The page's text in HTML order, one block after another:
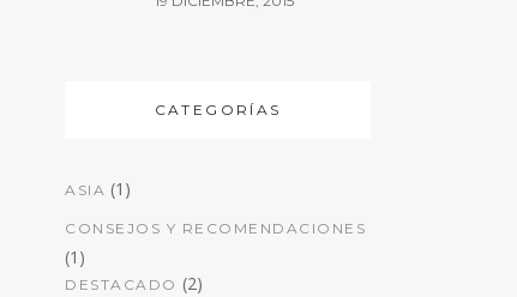
CATEGORÍAS
ASIA (1)
CONSEJOS Y RECOMENDACIONES
(1)
DESTACADO (2)